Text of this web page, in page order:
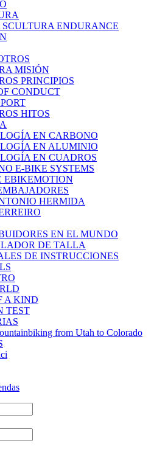
SCULTURA ENDURANCE
MISIÓN
PRINCIPIOS
CONDUCT
HITOS
EN CARBONO
EN ALUMINIO
EN CUADROS
E-BIKE SYSTEMS
EBIKEMOTION
HERMIDA
EN EL MUNDO
DE TALLA
DE INSTRUCCIONES
A KIND
TEST
from Utah to Colorado